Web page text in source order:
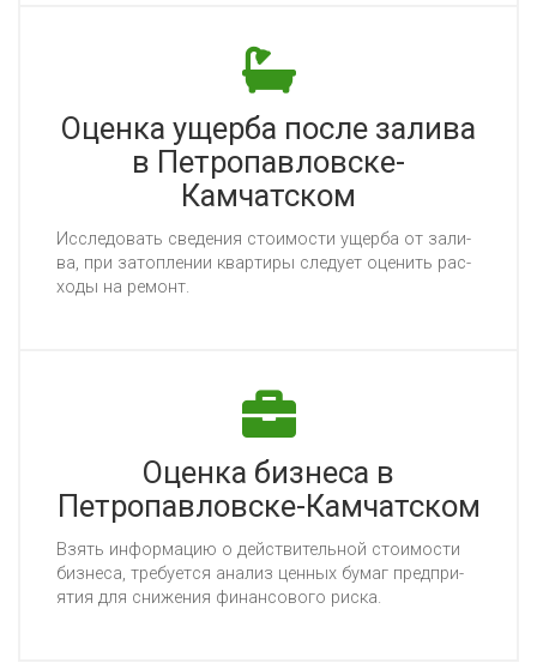
Оценка ущерба после залива
в Петропавловске-
Камчатском
Ис­сле­до­вать све­де­ния сто­имос­ти ущер­ба от за­ли­
ва, при за­топ­ле­нии квар­ти­ры сле­ду­ет оце­нить рас­
хо­ды на ре­монт.
Оценка бизнеса в
Петропавловске-Камчатском
Взять ин­фор­ма­цию о дей­стви­тель­ной сто­имос­ти
биз­не­са, тре­бу­ет­ся ана­лиз цен­ных бу­маг пред­при­
ятия для сни­же­ния фи­нан­со­во­го рис­ка.